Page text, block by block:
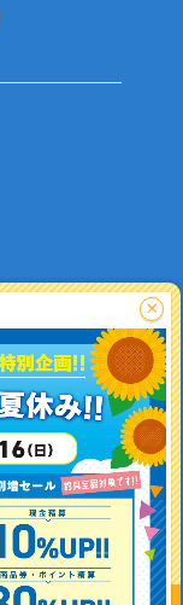
釣り情報を
投稿する
×